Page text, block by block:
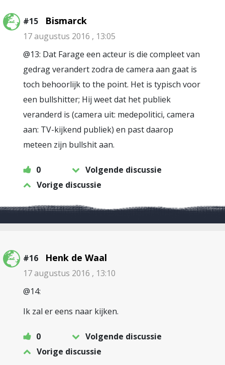
#15 Bismarck
17 augustus 2016 , 13:05
@13: Dat Farage een acteur is die compleet van
gedrag verandert zodra de camera aan gaat is
toch behoorlijk to the point. Het is typisch voor
een bullshitter; Hij weet dat het publiek
veranderd is (camera uit: medepolitici, camera
aan: TV-kijkend publiek) en past daarop
meteen zijn bullshit aan.
0
Volgende discussie
Vorige discussie
#16 Henk de Waal
17 augustus 2016 , 13:10
@14:
Ik zal er eens naar kijken.
0
Volgende discussie
Vorige discussie